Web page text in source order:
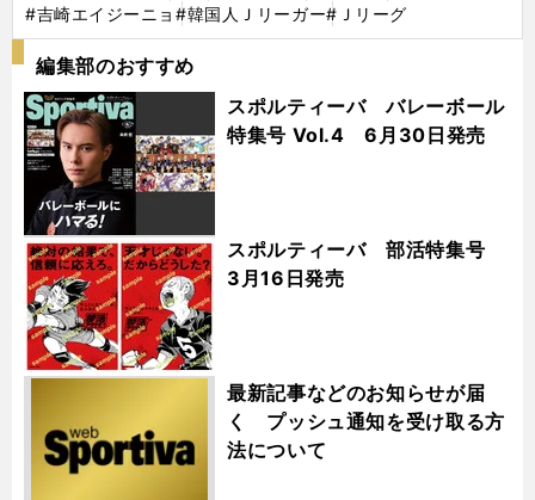
#吉崎エイジーニョ#韓国人Ｊリーガー#Ｊリーグ
編集部のおすすめ
スポルティーバ バレーボール
特集号 Vol.4 6月30日発売
スポルティーバ 部活特集号
3月16日発売
最新記事などのお知らせが届
く プッシュ通知を受け取る方
法について